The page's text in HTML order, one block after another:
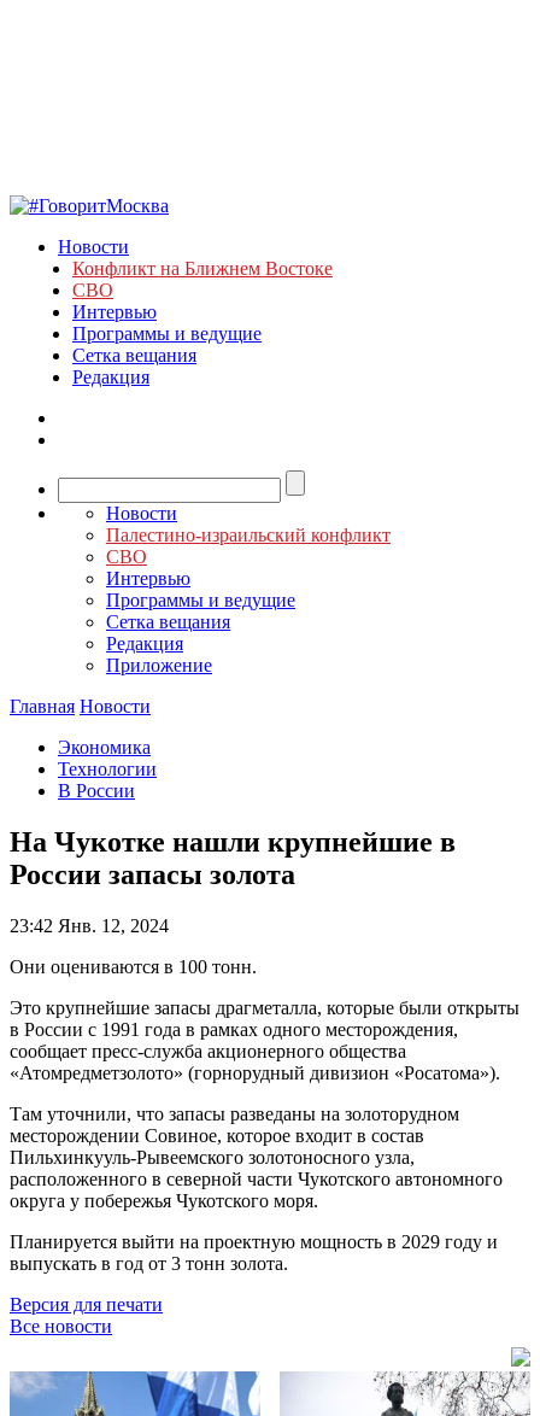
Новости
Конфликт на Ближнем Востоке
СВО
Интервью
Программы и ведущие
Сетка вещания
Редакция
Новости
Палестино-израильский конфликт
СВО
Интервью
Программы и ведущие
Сетка вещания
Редакция
Приложение
Главная Новости
Экономика
Технологии
В России
На Чукотке нашли крупнейшие в
России запасы золота
23:42 Янв. 12, 2024
Они оцениваются в 100 тонн.
Это крупнейшие запасы драгметалла, которые были открыты
в России с 1991 года в рамках одного месторождения,
сообщает пресс-служба акционерного общества
«Атомредметзолото» (горнорудный дивизион «Росатома»).
Там уточнили, что запасы разведаны на золоторудном
месторождении Совиное, которое входит в состав
Пильхинкууль-Рывеемского золотоносного узла,
расположенного в северной части Чукотского автономного
округа у побережья Чукотского моря.
Планируется выйти на проектную мощность в 2029 году и
выпускать в год от 3 тонн золота.
Версия для печати
Все новости